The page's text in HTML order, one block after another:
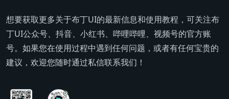
想要获取更多关于布丁UI的最新信息和使用教程，可关注布
丁UI公众号、抖音、小红书、哔哩哔哩、视频号的官方账
号。如果您在使用过程中遇到任何问题，或者有任何宝贵的
建议，欢迎您随时通过私信联系我们！